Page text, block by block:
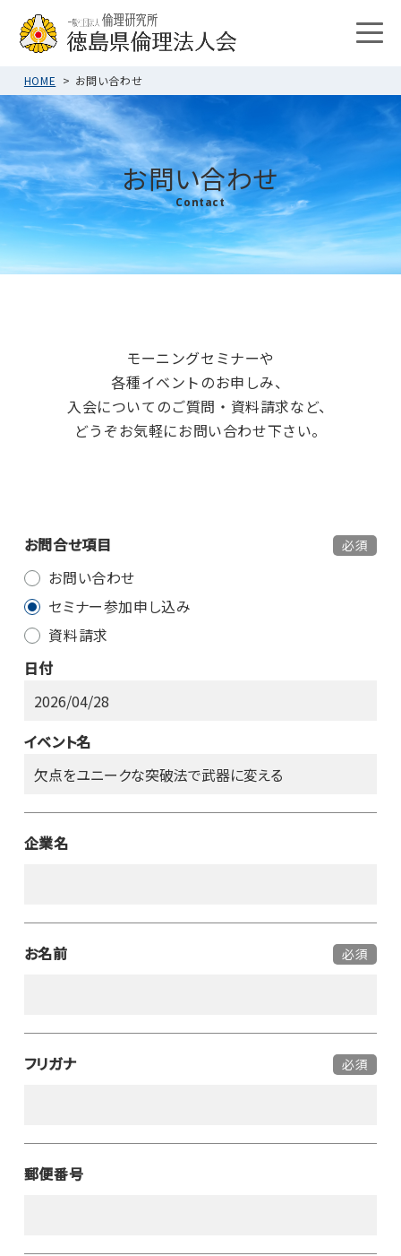
HOME お問い合わせ
お問い合わせ
Contact
モーニングセミナーや
各種イベントのお申しみ、
入会についてのご質問・資料請求など、
どうぞお気軽にお問い合わせ下さい。
お問合せ項目 必須
お問い合わせ
セミナー参加申し込み
資料請求
日付
イベント名
企業名
お名前 必須
フリガナ 必須
郵便番号